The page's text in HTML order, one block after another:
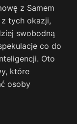
z Samem
z tych okazji,
swobodną
co do
Oto
które
osoby